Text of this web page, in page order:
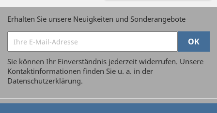
Erhalten Sie unsere Neuigkeiten und Sonderangebote
Sie können Ihr Einverständnis jederzeit widerrufen. Unsere
Kontaktinformationen finden Sie u. a. in der
Datenschutzerklärung.